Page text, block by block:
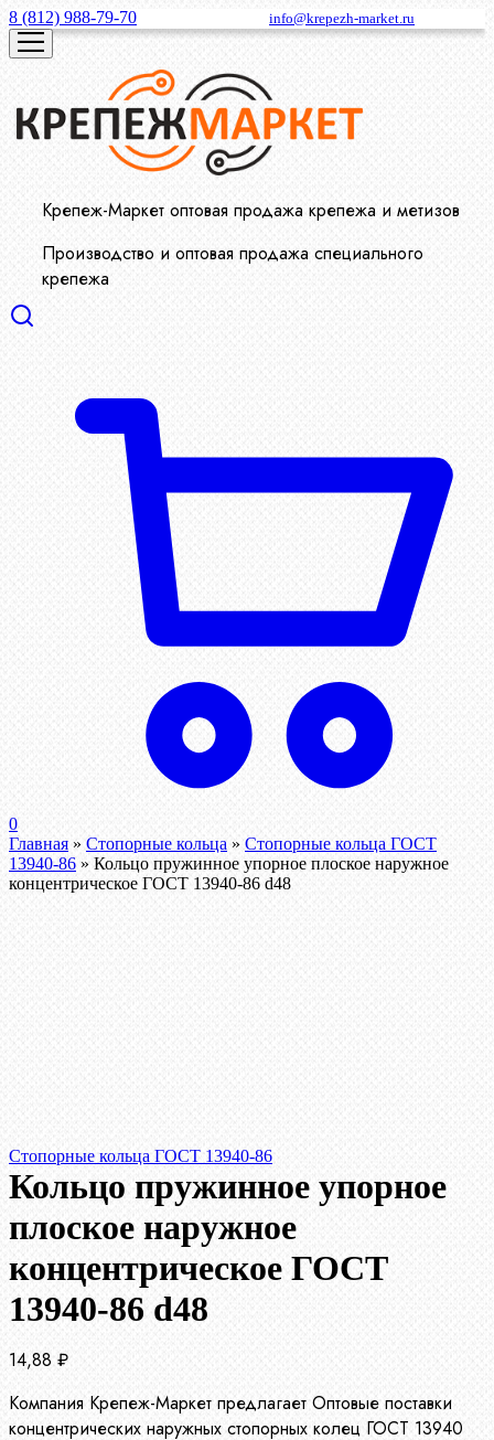
8 (812) 988-79-70 info@krepezh-market.ru
Крепеж-Маркет оптовая продажа крепежа и метизов
Производство и оптовая продажа специального
крепежа
0
Главная » Стопорные кольца » Стопорные кольца ГОСТ
13940-86 » Кольцо пружинное упорное плоское наружное
концентрическое ГОСТ 13940-86 d48
Стопорные кольца ГОСТ 13940-86
Кольцо пружинное упорное
плоское наружное
концентрическое ГОСТ
13940-86 d48
14,88 ₽
Компания Крепеж-Маркет предлагает Оптовые поставки
концентрических наружных стопорных колец ГОСТ 13940